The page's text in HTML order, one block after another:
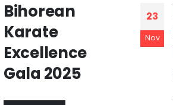
Bihorean
Karate
Excellence
Gala 2025
23
Nov